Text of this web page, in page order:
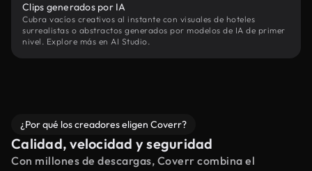
Clips generados por IA
Cubra vacíos creativos al instante con visuales de hoteles
surrealistas o abstractos generados por modelos de IA de primer
nivel. Explore más en AI Studio.
¿Por qué los creadores eligen Coverr?
Calidad, velocidad y seguridad
Con millones de descargas, Coverr combina el